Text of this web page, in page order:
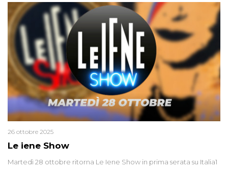
Le iene Show
26 ottobre 2025
Martedì 28 ottobre ritorna Le Iene Show in prima serata su Italia1